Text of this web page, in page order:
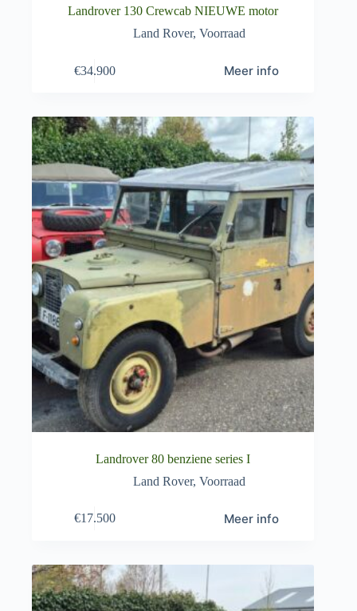
Landrover 130 Crewcab NIEUWE motor
Land Rover, Voorraad
€34.900 Meer info
Landrover 80 benziene series I
Land Rover, Voorraad
€17.500 Meer info